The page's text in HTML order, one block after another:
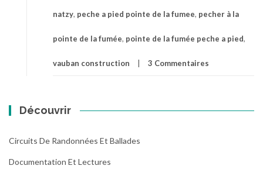
natzy, peche a pied pointe de la fumee, pecher à la
pointe de la fumée, pointe de la fumée peche a pied,
vauban construction 3 Commentaires
Découvrir
Circuits De Randonnées Et Ballades
Documentation Et Lectures